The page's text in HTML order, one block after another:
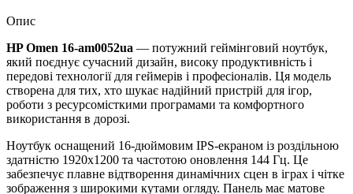
Опис
HP Omen 16-am0052ua — потужний геймінговий ноутбук,
який поєднує сучасний дизайн, високу продуктивність і
передові технології для геймерів і професіоналів. Ця модель
створена для тих, хто шукає надійний пристрій для ігор,
роботи з ресурсомісткими програмами та комфортного
використання в дорозі.
Ноутбук оснащений 16-дюймовим IPS-екраном із роздільною
здатністю 1920x1200 та частотою оновлення 144 Гц. Це
забезпечує плавне відтворення динамічних сцен в іграх і чітке
зображення з широкими кутами огляду. Панель має матове